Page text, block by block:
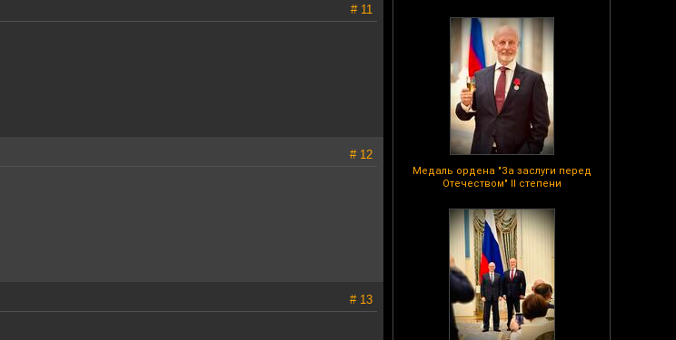
Медаль ордена "За заслуги перед
Отечеством" II степени
# 11
# 12
# 13